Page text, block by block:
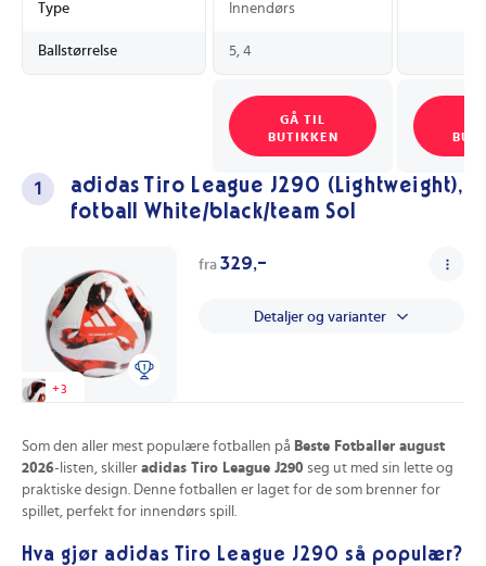
Type Innendørs
Ballstørrelse 5, 4
GÅ TIL
BUTIKKEN
1
adidas Tiro League J290 (Lightweight),
fotball White/black/team Sol
+3
fra 329,-
Detaljer og varianter
Som den aller mest populære fotballen på Beste Fotballer august
2026-listen, skiller adidas Tiro League J290 seg ut med sin lette og
praktiske design. Denne fotballen er laget for de som brenner for
spillet, perfekt for innendørs spill.
Hva gjør adidas Tiro League J290 så populær?